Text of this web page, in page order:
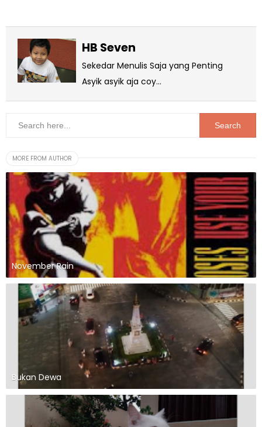
HB Seven
Sekedar Menulis Saja yang Penting
Asyik asyik aja coy...
MORE FROM AUTHOR
November Rain
Bukan Dewa